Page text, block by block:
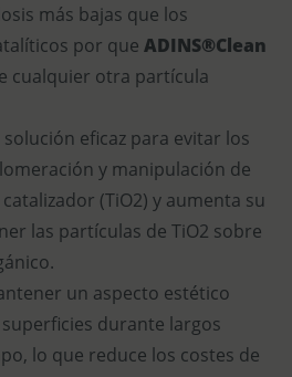
más bajas que los
por que ADINS®Clean
cualquier otra partícula
eficaz para evitar los
y manipulación de
(TiO2) y aumenta su
las partículas de TiO2 sobre
un aspecto estético
durante largos
lo que reduce los costes de